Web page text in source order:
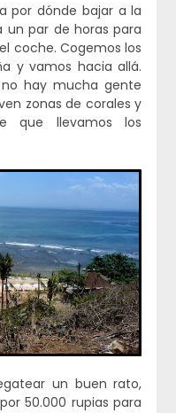
por dónde bajar a la
un par de horas para
coche. Cogemos los
y vamos hacia allá.
hay mucha gente
zonas de corales y
que llevamos los
un buen rato,
50.000 rupias para